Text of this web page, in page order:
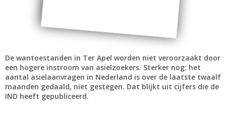
De wantoestanden in Ter Apel worden niet veroorzaakt door
een hogere instroom van asielzoekers. Sterker nog: het
aantal asielaanvragen in Nederland is over de laatste twaalf
maanden gedaald, niet gestegen. Dat blijkt uit cijfers die de
IND heeft gepubliceerd.